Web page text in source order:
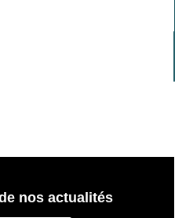
nos actualités